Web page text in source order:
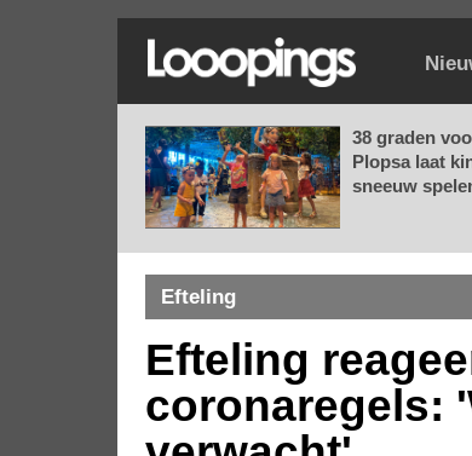
38 graden
Plopsa laat
sneeuw
Efteling
Efteling
coronaregels: